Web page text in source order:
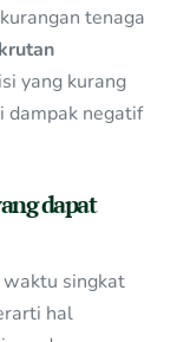
tenaga
yang kurang
dampak negatif
dapat
singkat
hal